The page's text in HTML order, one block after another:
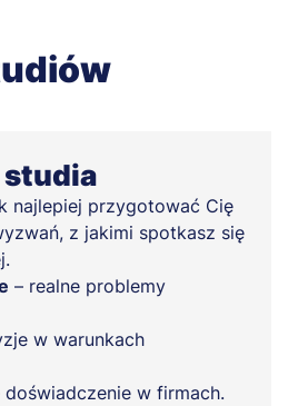
studia
najlepiej przygotować Cię
z jakimi spotkasz się
– realne problemy
w warunkach
doświadczenie w firmach.